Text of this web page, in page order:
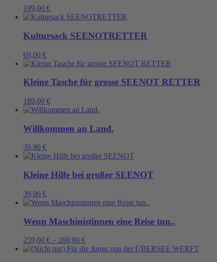
199,00 €
Kultursack SEENOTRETTER
69,00 €
Kleine Tasche für grosse SEENOT RETTER
189,00 €
Willkommen an Land.
39,90 €
Kleine Hilfe bei großer SEENOT
39,90 €
Wenn Maschinistinnen eine Reise tun..
259,00 € – 269,00 €